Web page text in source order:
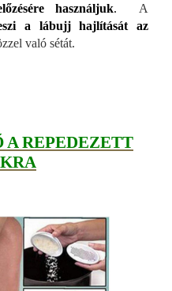
használjuk. A
a lábujj hajlítását az
való sétát.
A REPEDEZETT